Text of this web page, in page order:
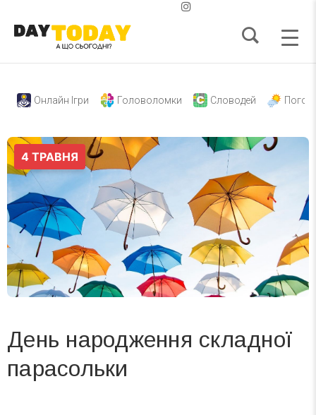
Онлайн Ігри Головоломки Словодей
День народження складної
парасольки